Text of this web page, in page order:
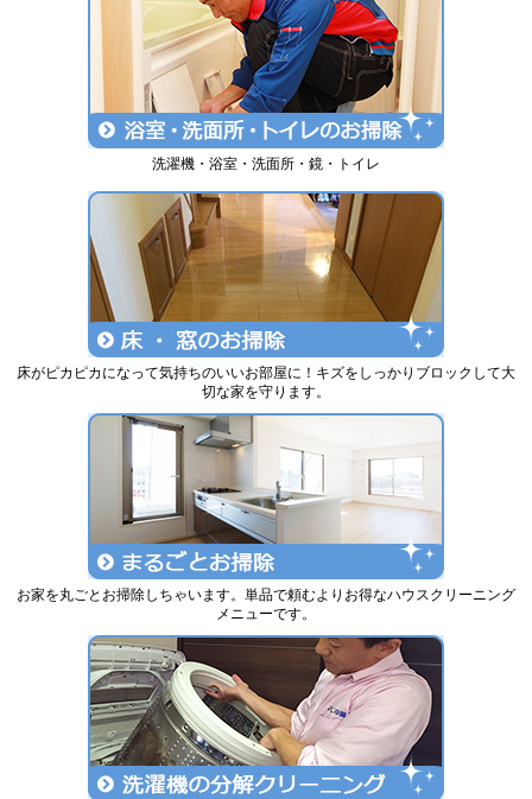
洗濯機・浴室・洗面所・鏡・トイレ
床がピカピカになって気持ちのいいお部屋に！キズをしっかりブロックして大
切な家を守ります。
お家を丸ごとお掃除しちゃいます。単品で頼むよりお得なハウスクリーニング
メニューです。